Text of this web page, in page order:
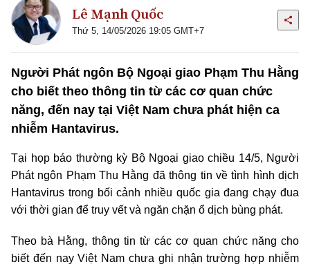
Lê Mạnh Quốc
Thứ 5, 14/05/2026 19:05 GMT+7
Người Phát ngôn Bộ Ngoại giao Phạm Thu Hằng
cho biết theo thông tin từ các cơ quan chức
năng, đến nay tại Việt Nam chưa phát hiện ca
nhiễm Hantavirus.
Tại họp báo thường kỳ Bộ Ngoại giao chiều 14/5, Người
Phát ngôn Phạm Thu Hằng đã thông tin về tình hình dịch
Hantavirus trong bối cảnh nhiều quốc gia đang chạy đua
với thời gian để truy vết và ngăn chặn ổ dịch bùng phát.
Theo bà Hằng, thông tin từ các cơ quan chức năng cho
biết đến nay Việt Nam chưa ghi nhận trường hợp nhiễm